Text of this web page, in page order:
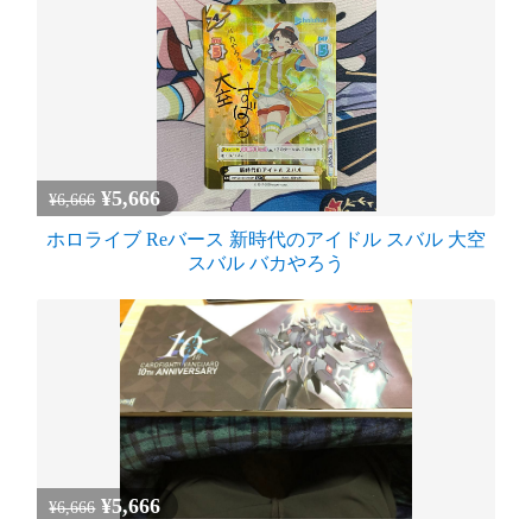
¥6,666 ¥5,666
ホロライブ Reバース 新時代のアイドル スバル 大空
スバル バカやろう
¥6,666 ¥5,666